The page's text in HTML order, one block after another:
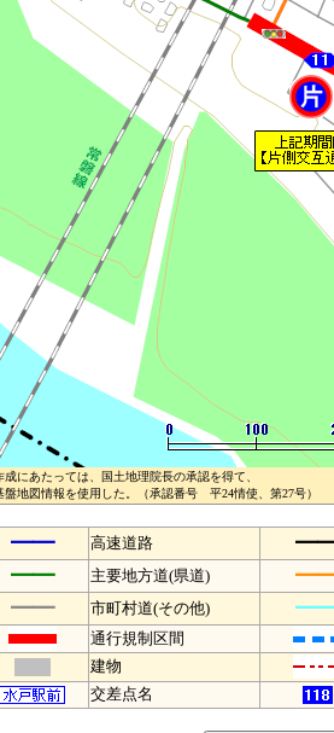
成にあたっては、国土地理院長の承認を得て、
盤地図情報を使用した。（承認番号 平24情使、第27号）
━━ 高速道路
━━
主要地方道(県道)
━━
市町村道(その他)
通行規制区間
建物
交差点名